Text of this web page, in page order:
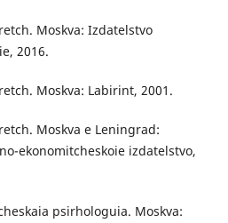
Moskva: Izdatelstvo
2016.
Moskva: Labirint, 2001.
Moskva e Leningrad:
ekonomitcheskoie izdatelstvo,
psirhologuia. Moskva: